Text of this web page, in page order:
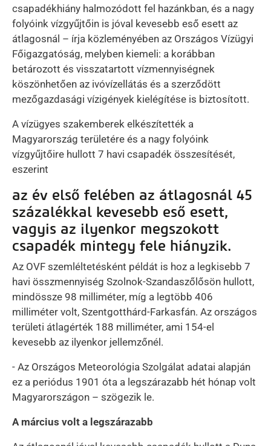
csapadékhiány halmozódott fel hazánkban, és a nagy
folyóink vízgyűjtőin is jóval kevesebb eső esett az
átlagosnál – írja közleményében az Országos Vízügyi
Főigazgatóság, melyben kiemeli: a korábban
betározott és visszatartott vízmennyiségnek
köszönhetően az ivóvízellátás és a szerződött
mezőgazdasági vízigények kielégítése is biztosított.
A vízügyes szakemberek elkészítették a
Magyarország területére és a nagy folyóink
vízgyűjtőire hullott 7 havi csapadék összesítését,
eszerint
az év első felében az átlagosnál 45
százalékkal kevesebb eső esett,
vagyis az ilyenkor megszokott
csapadék mintegy fele hiányzik.
Az OVF szemléltetésként példát is hoz a legkisebb 7
havi összmennyiség Szolnok-Szandaszőlősön hullott,
mindössze 98 milliméter, míg a legtöbb 406
milliméter volt, Szentgotthárd-Farkasfán. Az országos
területi átlagérték 188 milliméter, ami 154-el
kevesebb az ilyenkor jellemzőnél.
- Az Országos Meteorológia Szolgálat adatai alapján
ez a periódus 1901 óta a legszárazabb hét hónap volt
Magyarországon – szögezik le.
A március volt a legszárazabb